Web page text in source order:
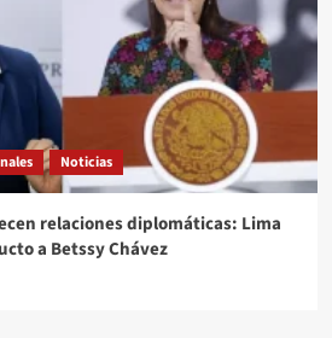
Noticias
relaciones diplomáticas: Lima
a Betssy Chávez